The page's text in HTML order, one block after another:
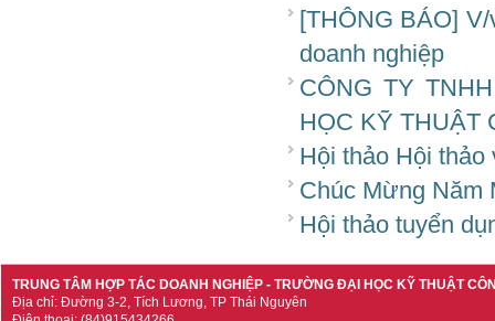
[THÔNG BÁO]
doanh nghiệp
CÔNG TY
HỌC KỸ THUẬT
Hội thảo Hội thảo
Chúc Mừng Năm
Hội thảo tuyển
TRUNG TÂM HỢP TÁC DOANH NGHIỆP - TRƯỜNG ĐẠI HỌC KỸ THUẬT
Địa chỉ: Đường 3-2, Tích Lương, TP Thái Nguyên